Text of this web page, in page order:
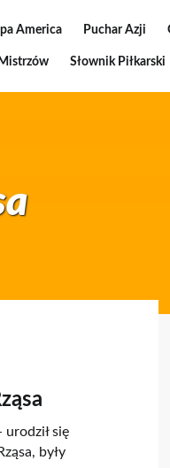
America Puchar Azji
Słownik Piłkarski
urodził się
były